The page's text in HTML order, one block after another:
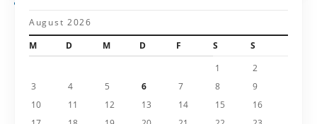
a
August 2026
M
D M D F S
S
1
2
3
4 5 6 7 8
9
10
11 12 13 14 15
16